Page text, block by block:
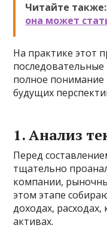
Читайте также:
она может
На практике этот
полное понимание
будущих
1. Анализ
Перед
тщательно
компании,
этом этапе
доходах, расходах,
активах.